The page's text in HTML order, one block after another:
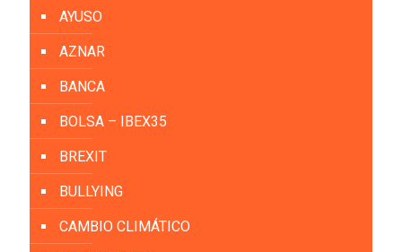
AYUSO
AZNAR
BANCA
BOLSA – IBEX35
BREXIT
BULLYING
CAMBIO CLIMÁTICO